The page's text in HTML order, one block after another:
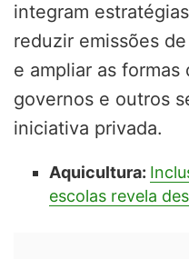
integram
reduzir emissões
e ampliar as
governos e outros
iniciativa privada.
Aquicultura:
escolas revela